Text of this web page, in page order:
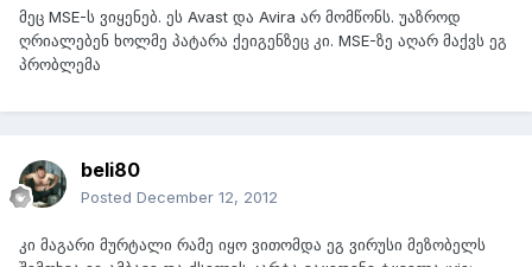
მეც MSE-ს ვიყენებ. ეს Avast და Avira არ მომწონს. უაზროდ
ღრიალებენ ხოლმე პატარა ქეიგენზეც კი. MSE-ზე აღარ მაქვს ეგ
პრობლემა
beli80
Posted December 12, 2012
კი მაგარი მურტალი რამე იყო ვითომდა ეგ ვირუსი მეზობელს